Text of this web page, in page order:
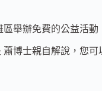
舉辦免費的公益活
博士親自解說，您可